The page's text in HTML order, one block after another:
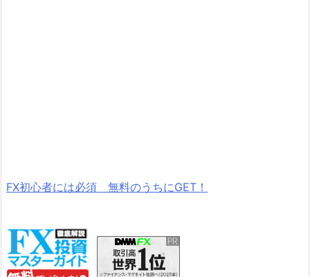
FX初心者には必須 無料のうちにGET！